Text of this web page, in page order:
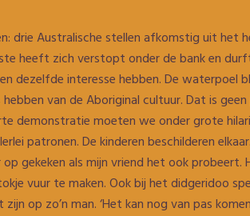
drie Australische stellen afkomstig uit het
heeft zich verstopt onder de bank en
dezelfde interesse hebben. De waterpoel
van de Aboriginal cultuur. Dat is
demonstratie moeten we onder grote
patronen. De kinderen beschilderen
gekeken als mijn vriend het ook probeert.
vuur te maken. Ook bij het didgeridoo
op zo’n man. ‘Het kan nog van pas